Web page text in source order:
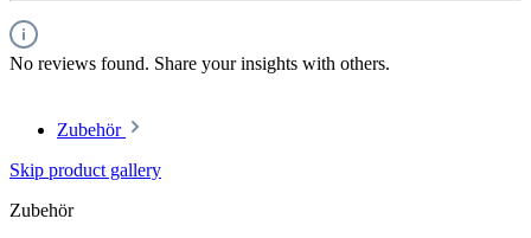
No reviews found. Share your insights with others.
Zubehör
Skip product gallery
Zubehör